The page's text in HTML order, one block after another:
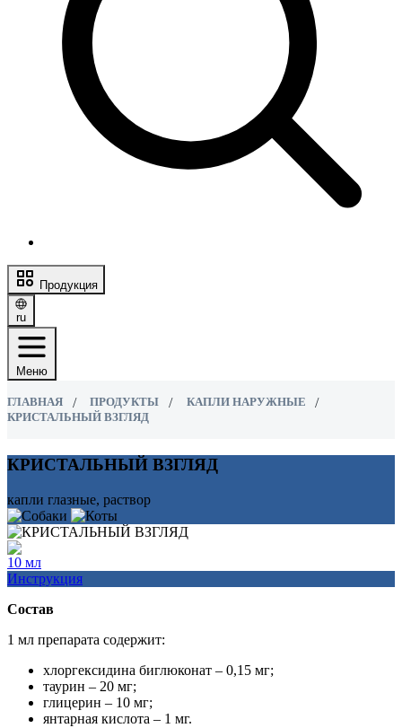
Продукция
ru
Меню
ГЛАВНАЯ ПРОДУКТЫ
КАПЛИ НАРУЖНЫЕ
КРИСТАЛЬНЫЙ ВЗГЛЯД
КРИСТАЛЬНЫЙ ВЗГЛЯД
капли глазные, раствор
10 мл
Инструкция
Состав
1 мл препарата содержит:
хлоргексидина биглюконат – 0,15 мг;
таурин – 20 мг;
глицерин – 10 мг;
янтарная кислота – 1 мг.